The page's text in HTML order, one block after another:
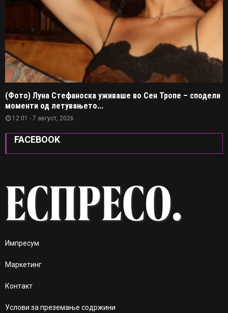
(Фото) Луна Стефаноска уживаше во Сен Тропе – сподели
моменти од летувањето...
12:01 - 7 август, 2026
FACEBOOK
Импресум
Маркетинг
Контакт
Услови за преземање содржини